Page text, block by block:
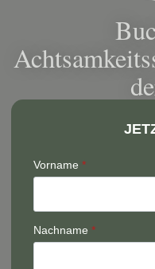
Vorname *
Nachname *